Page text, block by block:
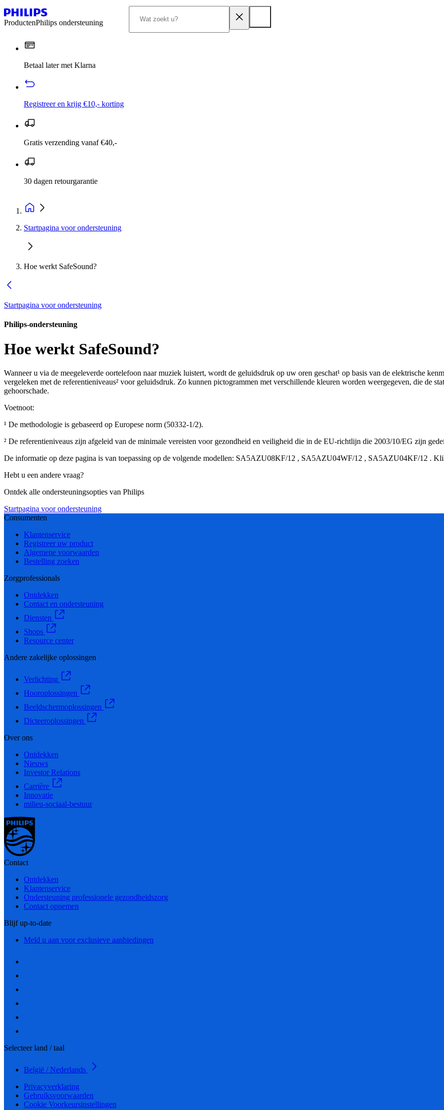
ProductenPhilips ondersteuning
Betaal later met Klarna
Registreer en krijg €10,- korting
Gratis verzending vanaf €40,-
30 dagen retourgarantie
Startpagina voor ondersteuning
Hoe werkt SafeSound?
Startpagina voor ondersteuning
Philips-ondersteuning
Hoe werkt SafeSound?
Wanneer u via de meegeleverde oortelefoon naar muziek luistert, wordt de geluidsdruk op uw oren geschat¹ op basis van de elektrische
vergeleken met de referentieniveaus² voor geluidsdruk. Zo kunnen pictogrammen met verschillende kleuren worden weergegeven, die de
gehoorschade.
Voetnoot:
¹ De methodologie is gebaseerd op Europese norm (50332-1/2).
² De referentieniveaus zijn afgeleid van de minimale vereisten voor gezondheid en veiligheid die in de EU-richtlijn die 2003/10/EG zijn
De informatie op deze pagina is van toepassing op de volgende modellen: SA5AZU08KF/12 , SA5AZU04WF/12 , SA5AZU04KF/12 .
Hebt u een andere vraag?
Ontdek alle ondersteuningsopties van Philips
Startpagina voor ondersteuning
Consumenten
Klantenservice
Registreer uw product
Algemene voorwaarden
Bestelling zoeken
Zorgprofessionals
Ontdekken
Contact en ondersteuning
Diensten
Shops
Resource center
Andere zakelijke oplossingen
Verlichting
Hooroplossingen
Beeldschermoplossingen
Dicteeroplossingen
Over ons
Ontdekken
Nieuws
Investor Relations
Carrière
Innovatie
milieu-sociaal-bestuur
Contact
Ontdekken
Klantenservice
Ondersteuning professionele gezondheidszorg
Contact opnemen
Blijf up-to-date
Meld u aan voor exclusieve aanbiedingen
Selecteer land / taal
België / Nederlands
Privacyverklaring
Gebruiksvoorwaarden
Cookie Voorkeursinstellingen